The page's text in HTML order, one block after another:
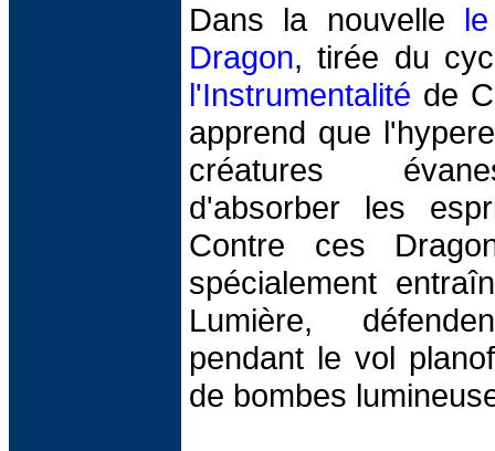
Dans la nouvelle
Dragon, tirée du
l'Instrumentalité de
apprend que
créatures
d'absorber les
Contre ces
spécialement
Lumière,
pendant le vol
de bombes